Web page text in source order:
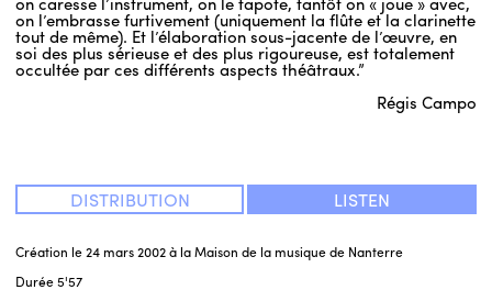
Création le 24 mars 2002 à la Maison de la musique de Nanterre
Durée5'57
on l’embrasse furtivement (uniquement la flûte et la clarinette
tout de même). Et l’élaboration sous-jacente de l’œuvre, en
soi des plus sérieuse et des plus rigoureuse, est totalement
occultée par ces différents aspects théâtraux.”
Régis Campo
DISTRIBUTION LISTEN